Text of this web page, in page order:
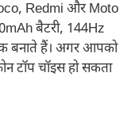
Redmi और Moto
बैटरी, 144Hz
बनाते हैं। अगर आपको
टॉप चॉइस हो सकता